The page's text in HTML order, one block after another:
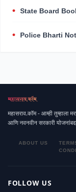
State Board
Police Bharti
महासराव.कॉम - आम्ही तुम्हाला
आणि नवनवीन सरकारी
ABOUT US
FOLLOW US